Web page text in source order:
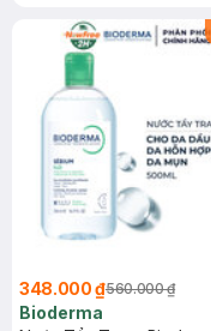
348.000 ₫560.000 ₫
Bioderma